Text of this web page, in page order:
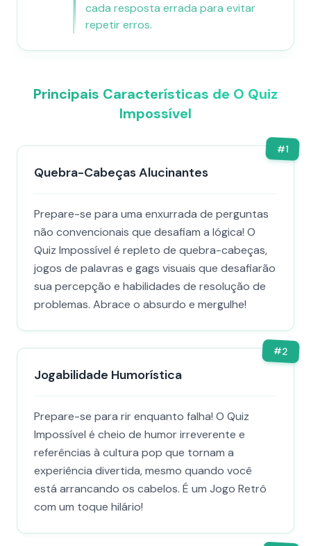
cada resposta errada para evitar
repetir erros.
Principais Características de O Quiz
Impossível
#1
Quebra-Cabeças Alucinantes
Prepare-se para uma enxurrada de perguntas
não convencionais que desafiam a lógica! O
Quiz Impossível é repleto de quebra-cabeças,
jogos de palavras e gags visuais que desafiarão
sua percepção e habilidades de resolução de
problemas. Abrace o absurdo e mergulhe!
#2
Jogabilidade Humorística
Prepare-se para rir enquanto falha! O Quiz
Impossível é cheio de humor irreverente e
referências à cultura pop que tornam a
experiência divertida, mesmo quando você
está arrancando os cabelos. É um Jogo Retrô
com um toque hilário!